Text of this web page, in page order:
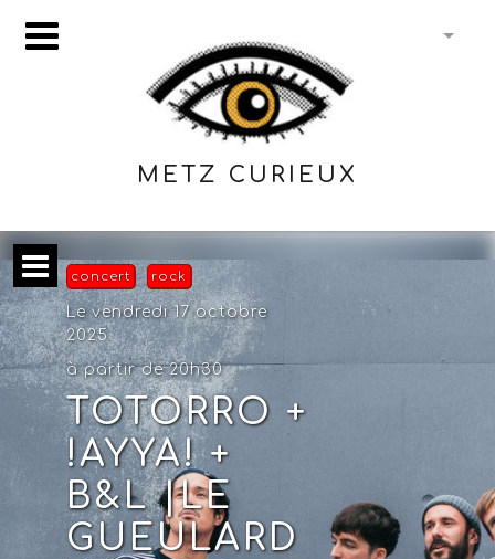
METZ CURIEUX
concert rock
Le vendredi 17 octobre
2025
à partir de 20h30
TOTORRO +
!AYYA! +
B&L |LE
GUEULARD